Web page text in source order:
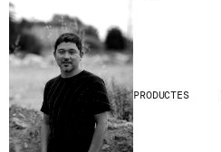
PRODUCTES